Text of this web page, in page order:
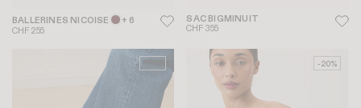
BALLERINES NICOISE + 6
CHF 255
SAC BIGMINUIT
CHF 355
-20%